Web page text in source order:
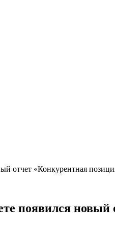
отчет «Конкурентная
появился новый